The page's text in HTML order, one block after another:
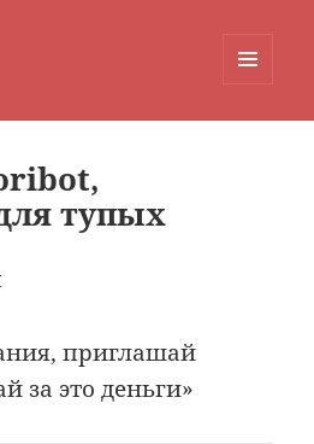
тупых
приглашай
за это деньги»